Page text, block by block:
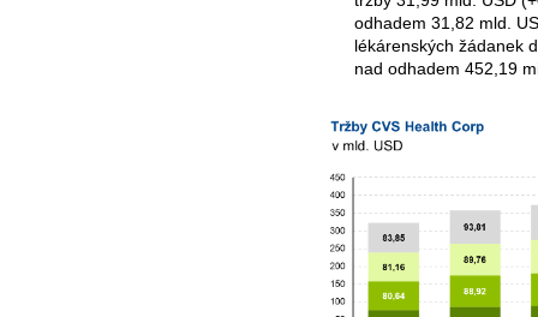
odhadem 31,82 mld.
lékárenských žádanek
nad odhadem 452,19